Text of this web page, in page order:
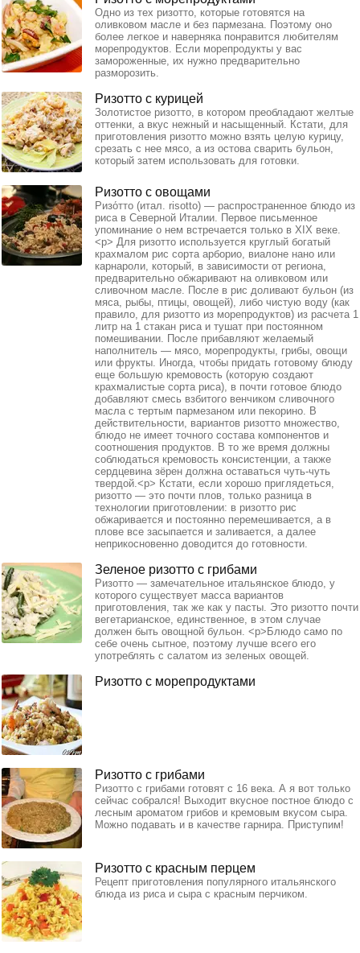
Одно из тех ризотто, которые готовятся на
оливковом масле и без пармезана. Поэтому оно
более легкое и наверняка понравится любителям
морепродуктов. Если морепродукты у вас
замороженные, их нужно предварительно
разморозить.
Ризотто с курицей
Золотистое ризотто, в котором преобладают желтые
оттенки, а вкус нежный и насыщенный. Кстати, для
приготовления ризотто можно взять целую курицу,
срезать с нее мясо, а из остова сварить бульон,
который затем использовать для готовки.
Ризотто с овощами
Ризо́тто (итал. risotto) — распространенное блюдо из
риса в Северной Италии. Первое письменное
упоминание о нем встречается только в XIX веке.
<p> Для ризотто используется круглый богатый
крахмалом рис сорта арборио, виалоне нано или
карнароли, который, в зависимости от региона,
предварительно обжаривают на оливковом или
сливочном масле. После в рис доливают бульон (из
мяса, рыбы, птицы, овощей), либо чистую воду (как
правило, для ризотто из морепродуктов) из расчета 1
литр на 1 стакан риса и тушат при постоянном
помешивании. После прибавляют желаемый
наполнитель — мясо, морепродукты, грибы, овощи
или фрукты. Иногда, чтобы придать готовому блюду
еще большую кремовость (которую создают
крахмалистые сорта риса), в почти готовое блюдо
добавляют смесь взбитого венчиком сливочного
масла с тертым пармезаном или пекорино. В
действительности, вариантов ризотто множество,
блюдо не имеет точного состава компонентов и
соотношения продуктов. В то же время должны
соблюдаться кремовость консистенции, а также
сердцевина зёрен должна оставаться чуть-чуть
твердой.<p> Кстати, если хорошо приглядеться,
ризотто — это почти плов, только разница в
технологии приготовлении: в ризотто рис
обжаривается и постоянно перемешивается, а в
плове все засыпается и заливается, а далее
неприкосновенно доводится до готовности.
Зеленое ризотто с грибами
Ризотто — замечательное итальянское блюдо, у
которого существует масса вариантов
приготовления, так же как у пасты. Это ризотто почти
вегетарианское, единственное, в этом случае
должен быть овощной бульон. <p>Блюдо само по
себе очень сытное, поэтому лучше всего его
употреблять с салатом из зеленых овощей.
Ризотто с морепродуктами
Ризотто с грибами
Ризотто с грибами готовят с 16 века. А я вот только
сейчас собрался! Выходит вкусное постное блюдо с
лесным ароматом грибов и кремовым вкусом сыра.
Можно подавать и в качестве гарнира. Приступим!
Ризотто с красным перцем
Рецепт приготовления популярного итальянского
блюда из риса и сыра с красным перчиком.